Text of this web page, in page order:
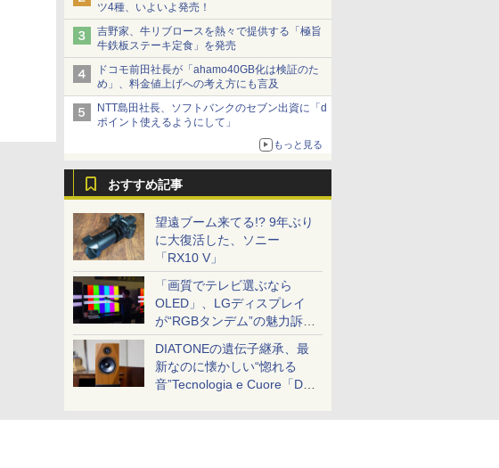
ツ4種、いよいよ発売！
吉野家、牛リブロースを熱々で提供する「極旨
牛鉄板ステーキ定食」を発売
ドコモ前田社長が「ahamo40GB化は検証のた
め」、料金値上げへの考え方にも言及
NTT島田社長、ソフトバンクのセブン出資に「d
ポイント使えるようにして」
もっと見る
おすすめ記事
望遠ブーム来てる!? 9年ぶり
に大復活した、ソニー
「RX10 V」
「画質でテレビ選ぶなら
OLED」、LGディスプレイ
が“RGBタンデム”の魅力訴
求。液晶とのガチ比較も
DIATONEの遺伝子継承、最
新なのに懐かしい“惚れる
音”Tecnologia e Cuore「DS-